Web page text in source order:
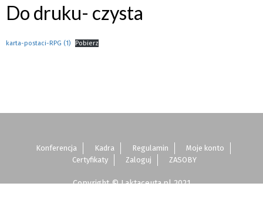
Do druku- czysta
karta-postaci-RPG (1) Pobierz
Konferencja Kadra Regulamin
Moje konto
Certyfikaty
Zaloguj ZASOBY
Copyright © Laktaceuta.pl 2021